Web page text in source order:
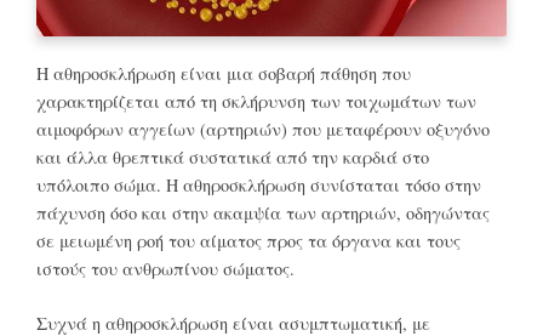
H αθηροσκλήρωση είναι μια σοβαρή πάθηση που
χαρακτηρίζεται από τη σκλήρυνση των τοιχωμάτων των
αιμοφόρων αγγείων (αρτηριών) που μεταφέρουν οξυγόνο
και άλλα θρεπτικά συστατικά από την καρδιά στο
υπόλοιπο σώμα. Η αθηροσκλήρωση συνίσταται τόσο στην
πάχυνση όσο και στην ακαμψία των αρτηριών, οδηγώντας
σε μειωμένη ροή του αίματος προς τα όργανα και τους
ιστούς του ανθρωπίνου σώματος.
Συχνά η αθηροσκλήρωση είναι ασυμπτωματική, με